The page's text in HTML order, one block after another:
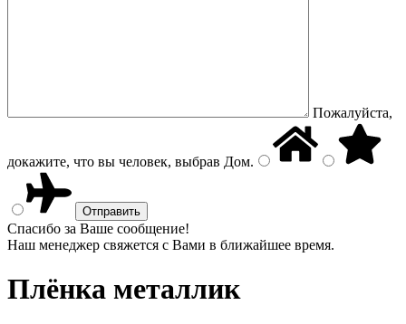
Пожалуйста,
докажите, что вы человек, выбрав Дом.
Спасибо за Ваше сообщение!
Наш менеджер свяжется с Вами в ближайшее время.
Плёнка металлик